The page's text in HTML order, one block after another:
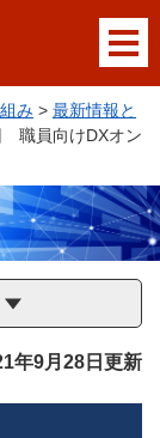
み > 最新情報と
職員向けDXオン
年9月28日更新